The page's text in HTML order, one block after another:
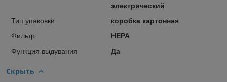
электрический
Тип упаковки
коробка картонная
Фильтр
HEPA
Функция выдувания
Да
Скрыть